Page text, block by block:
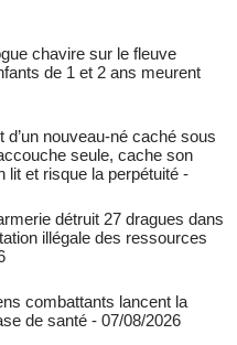
chavire sur le fleuve
de 1 et 2 ans meurent
nouveau-né caché sous
seule, cache son
lit et risque la perpétuité -
détruit 27 dragues dans
illégale des ressources
combattants lancent la
de santé - 07/08/2026